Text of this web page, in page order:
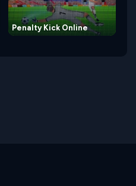
Penalty Kick Online